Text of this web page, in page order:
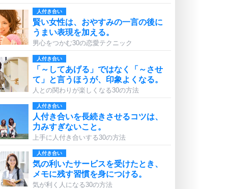
人付き合い
賢い女性は、おやすみの一言の後に
うまい表現を加える。
男心をつかむ30の恋愛テクニック
人付き合い
「～してあげる」ではなく「～させ
て」と言うほうが、印象よくなる。
人との関わりが楽しくなる30の方法
人付き合い
人付き合いを長続きさせるコツは、
力みすぎないこと。
上手に人付き合いする30の方法
人付き合い
気の利いたサービスを受けたとき、
メモに残す習慣を身につける。
気が利く人になる30の方法